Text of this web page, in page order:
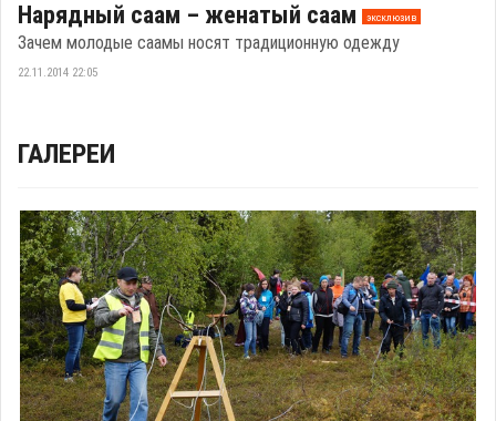
Нарядный саам – женатый саам эксклюзив
Зачем молодые саамы носят традиционную одежду
22.11.2014 22:05
ГАЛЕРЕИ